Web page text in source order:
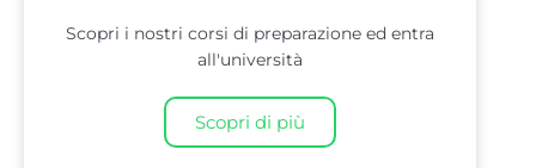
Scopri i nostri corsi di preparazione ed entra
all'università
Scopri di più